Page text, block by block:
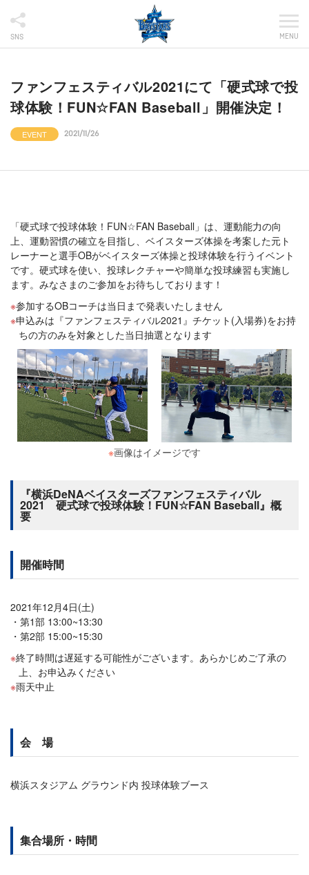
SNS MENU
ファンフェスティバル2021にて「硬式球で投
球体験！FUN☆FAN Baseball」開催決定！
EVENT 2021/11/26
「硬式球で投球体験！FUN☆FAN Baseball」は、運動能力の向
上、運動習慣の確立を目指し、ベイスターズ体操を考案した元ト
レーナーと選手OBがベイスターズ体操と投球体験を行うイベント
です。硬式球を使い、投球レクチャーや簡単な投球練習も実施し
ます。みなさまのご参加をお待ちしております！
参加するOBコーチは当日まで発表いたしません
申込みは『ファンフェスティバル2021』チケット(入場券)をお持
ちの方のみを対象とした当日抽選となります
※画像はイメージです
『横浜DeNAベイスターズファンフェスティバル
2021 硬式球で投球体験！FUN☆FAN Baseball』概
要
開催時間
2021年12月4日(土)
第1部 13:00~13:30
第2部 15:00~15:30
終了時間は遅延する可能性がございます。あらかじめご了承の
上、お申込みください
雨天中止
会 場
横浜スタジアム グラウンド内 投球体験ブース
集合場所・時間